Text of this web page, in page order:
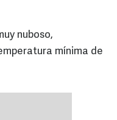
nuboso,
mínima de